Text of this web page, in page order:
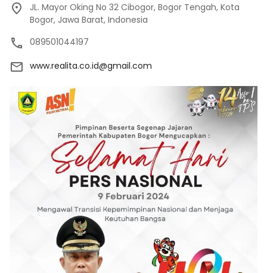
JL. Mayor Oking No 32 Cibogor, Bogor Tengah, Kota
Bogor, Jawa Barat, Indonesia
089501044197
www.realita.co.id@gmail.com